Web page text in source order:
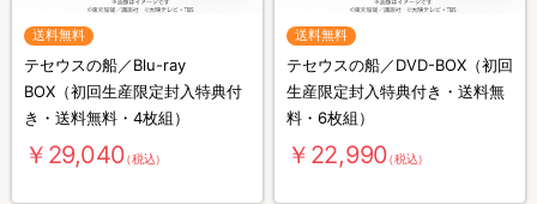
送料無料
テセウスの船／Blu-ray
BOX（初回生産限定封入特典付
き・送料無料・4枚組）
￥29,040（税込）
送料無料
テセウスの船／DVD-BOX（初回
生産限定封入特典付き・送料無
料・6枚組）
￥22,990（税込）